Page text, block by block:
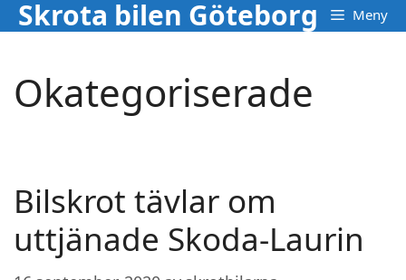
Hoppa
till
Skrota bilen Göteborg Meny
Okategoriserade
Bilskrot tävlar om
uttjänade Skoda-Laurin